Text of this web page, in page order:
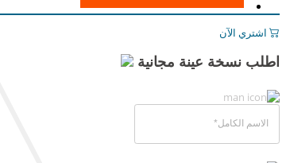
اشتري الآن
اطلب نسخة عينة مجانية